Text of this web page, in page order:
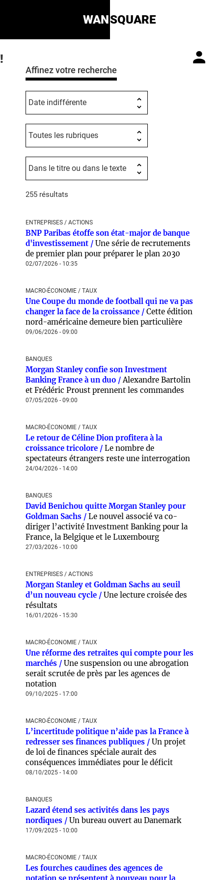
WANSQUARE
!
Affinez votre recherche
255 résultats
ENTREPRISES / ACTIONS
BNP Paribas étoffe son état-major de banque
d'investissement / Une série de recrutements
de premier plan pour préparer le plan 2030
02/07/2026 - 10:35
MACRO-ÉCONOMIE / TAUX
Une Coupe du monde de football qui ne va pas
changer la face de la croissance / Cette édition
nord-américaine demeure bien particulière
09/06/2026 - 09:00
BANQUES
Morgan Stanley confie son Investment
Banking France à un duo /Alexandre Bartolin
et Frédéric Proust prennent les commandes
07/05/2026 - 09:00
MACRO-ÉCONOMIE / TAUX
Le retour de Céline Dion profitera à la
croissance tricolore / Le nombre de
spectateurs étrangers reste une interrogation
24/04/2026 - 14:00
BANQUES
David Benichou quitte Morgan Stanley pour
Goldman Sachs / Le nouvel associé va co-
diriger l’activité Investment Banking pour la
France, la Belgique et le Luxembourg
27/03/2026 - 10:00
ENTREPRISES / ACTIONS
Morgan Stanley et Goldman Sachs au seuil
d’un nouveau cycle / Une lecture croisée des
résultats
16/01/2026 - 15:30
MACRO-ÉCONOMIE / TAUX
Une réforme des retraites qui compte pour les
marchés / Une suspension ou une abrogation
serait scrutée de près par les agences de
notation
09/10/2025 - 17:00
MACRO-ÉCONOMIE / TAUX
L’incertitude politique n’aide pas la France à
redresser ses finances publiques / Un projet
de loi de finances spéciale aurait des
conséquences immédiates pour le déficit
08/10/2025 - 14:00
BANQUES
Lazard étend ses activités dans les pays
nordiques / Un bureau ouvert au Danemark
17/09/2025 - 10:00
MACRO-ÉCONOMIE / TAUX
Les fourches caudines des agences de